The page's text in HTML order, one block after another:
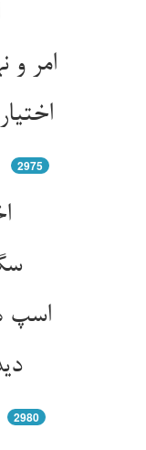
امر و نهی و خشم و تشریف و عتاب ** نیست جز مختار را ای پاک‌جیب
اختیاری هست در ظلم و ستم ** من ازین شیطان و نفس این خواستم
2975
سگ بخفته اختیارش گشته گم ** چون شکنبه دید جنبانید دم
دیدن آمد جنبش آن اختیار ** هم‌چو نفخی ز آتش انگیزد شرار
2980